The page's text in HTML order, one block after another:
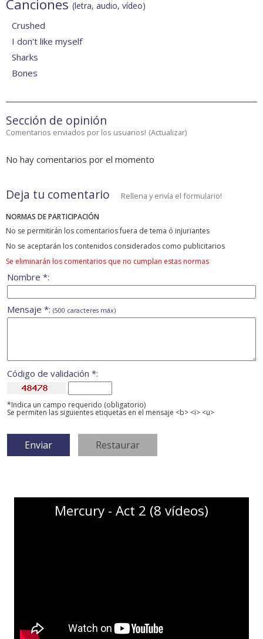
Canciones (letra, audio, vídeo)
Crushed
I don't like myself
Sharks
Bones
Sección de opinión
Comentarios enviados por los usuarios! (Actualizar)
No hay comentarios por el momento
Deja tu comentario Rellena y envía el formulario!
NORMAS DE PARTICIPACIÓN
No se permitirán los comentarios fuera de tema ó injuriantes
No se aceptarán los contenidos considerados como publicitarios
Se eliminarán los comentarios que no cumplan estas normas
Nombre *:
Mensaje *: (500 caracteres máx)
Código de validación *:
*Indica un campo requerido (obligatorio)
Se permiten las siguientes etiquetas en el mensaje <b> <i> <u>
Mercury - Act 2 (8 vídeos)